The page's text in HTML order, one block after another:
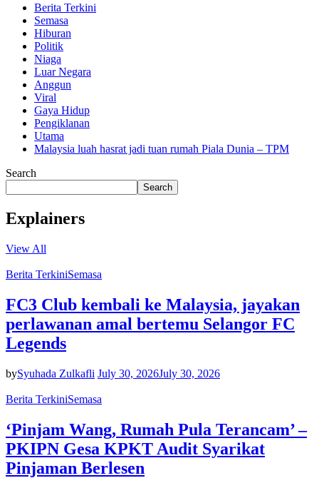
Berita Terkini
Semasa
Hiburan
Politik
Niaga
Luar Negara
Anggun
Viral
Gaya Hidup
Pengiklanan
Utama
Malaysia luah hasrat jadi tuan rumah Piala Dunia – TPM
Search
Search
Explainers
View All
Berita TerkiniSemasa
FC3 Club kembali ke Malaysia, jayakan
perlawanan amal bertemu Selangor FC
Legends
bySyuhada Zulkafli July 30, 2026July 30, 2026
Berita TerkiniSemasa
‘Pinjam Wang, Rumah Pula Terancam’ –
PKIPN Gesa KPKT Audit Syarikat
Pinjaman Berlesen